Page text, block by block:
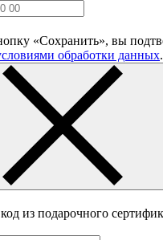
«Сохранить», вы
обработки данных.
из подарочного